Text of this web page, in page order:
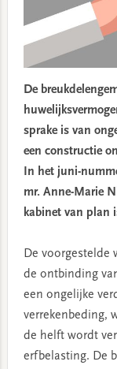
De
sprake is van
een constructie
In het juni-
mr. Anne-Marie
kabinet van plan
De voorgestelde
de ontbinding
een ongelijke
verrekenbeding,
de helft wordt
erfbelasting. De